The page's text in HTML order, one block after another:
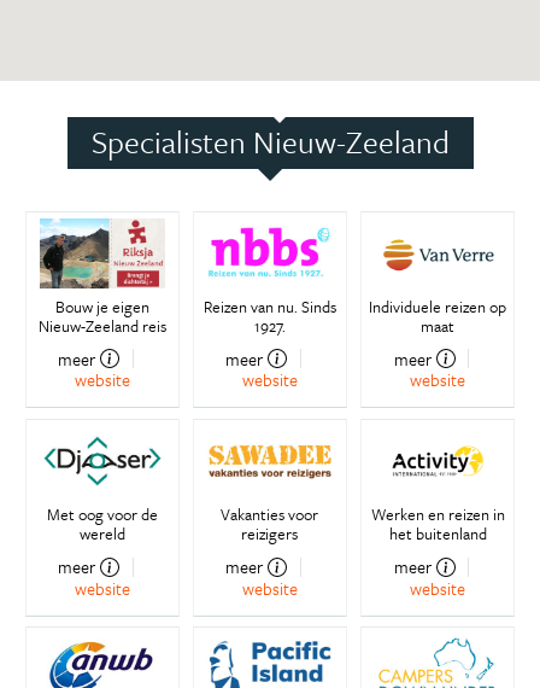
Specialisten Nieuw-Zeeland
Bouw je eigen
Nieuw-Zeeland reis
meer
website
Reizen van nu. Sinds
1927.
meer
website
Individuele reizen op
maat
meer
website
Met oog voor de
wereld
meer
website
Vakanties voor
reizigers
meer
website
Werken en reizen in
het buitenland
meer
website